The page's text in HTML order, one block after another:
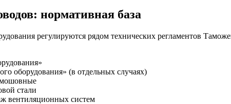
нормативная база
регулируются рядом технических регламентов
оборудования» (в отдельных случаях)
стали
вентиляционных систем